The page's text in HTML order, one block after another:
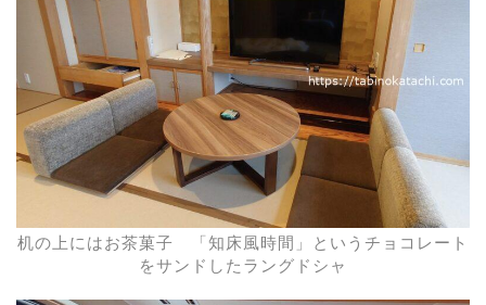
机の上にはお茶菓子 「知床風時間」というチョコレート
をサンドしたラングドシャ